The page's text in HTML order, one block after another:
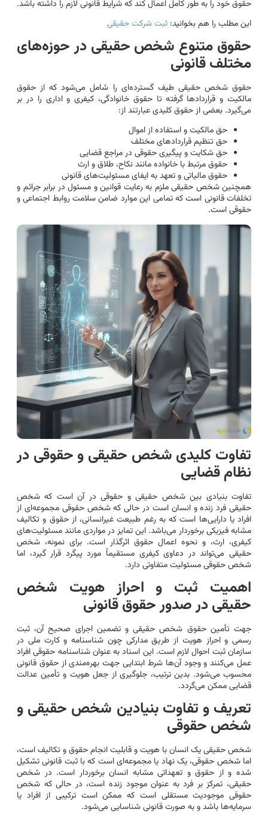
حقوق خود را به طور کامل اعمال کند که شرایط قانونی لازم را داشته باشد.
این مطلب را هم بخوانید: ثبت شرکت حقیقی
حقوق متنوع شخص حقیقی در حوزه‌های
مختلف قانونی
حقوق شخص حقیقی طیف گسترده‌ای را شامل می‌شود که از حقوق
مالکیت و قراردادها گرفته تا حقوق خانوادگی، کیفری و اداری را در بر
می‌گیرد. بعضی از حقوق کلیدی عبارتند از:
حق مالکیت و استفاده از اموال
حق تنظیم قراردادهای مختلف
حق شکایت و پیگیری حقوقی در مراجع قضایی
حقوق مرتبط با خانواده مانند نکاح، طلاق و ارث
حقوق مالیاتی و تعهد به ایفای مسئولیت‌های قانونی
همچنین شخص حقیقی ملزم به رعایت قوانین و مسئول در برابر جرائم و
تخلفات قانونی است که تمامی این موارد ضامن سلامت روابط اجتماعی و
حقوقی است.
تفاوت کلیدی شخص حقیقی و حقوقی در
نظام قضایی
تفاوت بنیادی بین شخص حقیقی و حقوقی در آن است که شخص
حقیقی فرد زنده و انسان است در حالی که شخص حقوقی مجموعه‌ای از
افراد یا دارایی‌ها است که به رغم طبیعت غیرانسانی، از حقوق و تکالیف
مشابه فیزیکی برخوردار می‌باشد. این تمایز در مواردی مانند مسئولیت‌های
کیفری، ارث، و نحوه اعمال حقوق اثرگذار است. برای نمونه، شخص
حقیقی می‌تواند در دعاوی کیفری مستقیماً مورد پیگرد قرار گیرد، اما
شخص حقوقی مسئولیت متفاوتی دارد.
اهمیت ثبت و احراز هویت شخص
حقیقی در صدور حقوق قانونی
جهت تأمین حقوق شخص حقیقی و تضمین اجرای صحیح آن، ثبت
رسمی و احراز هویت از طریق مدارکی چون شناسنامه و کارت ملی در
سازمان ثبت احوال لازم است. این اسناد به عنوان شناسنامه حقوقی افراد
عمل می‌کنند و وجود آن‌ها شرط ابتدایی جهت بهره‌مندی از حقوق قانونی
محسوب می‌شود. بدین ترتیب، جلوگیری از جعل هویت و تأمین عدالت
قضایی ممکن می‌گردد.
تعریف و تفاوت بنیادین شخص حقیقی و
شخص حقوقی
شخص حقیقی یک انسان با هویت و قابلیت انجام حقوق و تکالیف است،
اما شخص حقوقی، یک نهاد یا مجموعه‌ای است که با ثبت قانونی تشکیل
شده و از حقوق و تعهداتی مشابه انسان برخوردار است. در شخص
حقیقی، تمرکز بر فرد به عنوان موجود زنده است، در حالی که شخص
حقوقی موجودیت مستقلی است که ممکن است ترکیبی از افراد یا
سرمایه‌ها باشد و به صورت قانونی شناسایی می‌شود.